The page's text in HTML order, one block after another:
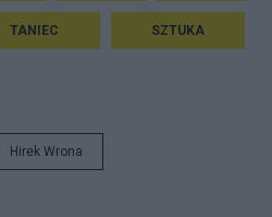
TANIEC SZTUKA
Hirek Wrona